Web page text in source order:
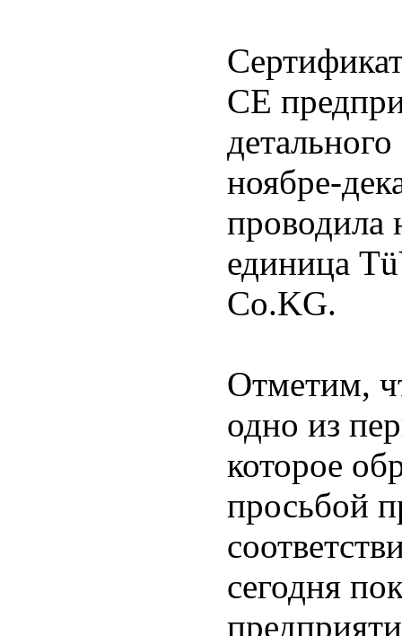
СЕ
ноябре-
проводила
единица
Co.KG.
Отметим,
одно из
которое
просьбой
сегодня